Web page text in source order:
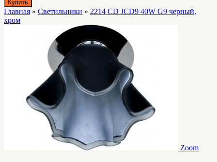
Главная » Светильники » 2214 CD JCD9 40W G9 черный,
хром
Zoom